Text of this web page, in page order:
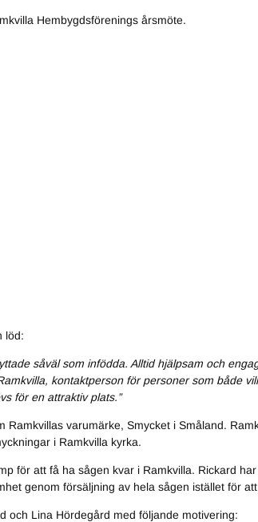
Hembygdsförenings årsmöte.
löd:
såväl som infödda. Alltid hjälpsam och
kontaktperson för personer som både
för en attraktiv plats.”
varumärke, Smycket i Småland.
i Ramkvilla kyrka.
för att få ha sågen kvar i Ramkvilla. Rickard
genom försäljning av hela sågen istället för
och Lina Hördegård med följande motivering: